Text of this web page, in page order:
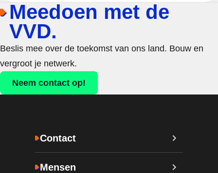
Meedoen met de
VVD.
Beslis mee over de toekomst van ons land. Bouw en
vergroot je netwerk.
Neem contact op!
Contact
Mensen